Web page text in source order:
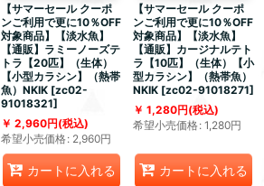
【サマーセール クーポ
ンご利用で更に10％OFF
対象商品】【淡水魚】
【通販】ラミーノーズテ
トラ【20匹】（生体）
【小型カラシン】（熱帯
魚）NKIK [zc02-
91018321]
2,960円(税込)
希望小売価格: 2,960円
カートに入れる
【サマーセール クーポ
ンご利用で更に10％OFF
対象商品】【淡水魚】
【通販】カージナルテト
ラ【10匹】（生体）【小
型カラシン】（熱帯魚）
NKIK [zc02-91018271]
1,280円(税込)
希望小売価格: 1,280円
カートに入れる